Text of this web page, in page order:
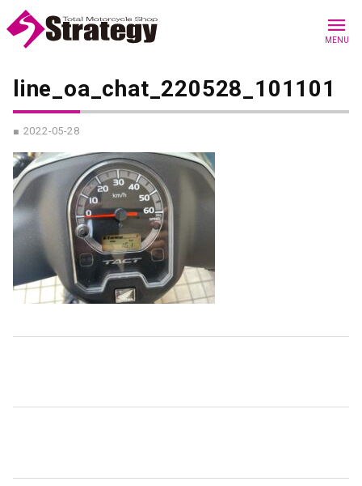
menu
MENU
line_oa_chat_220528_101101
■ 2022-05-28